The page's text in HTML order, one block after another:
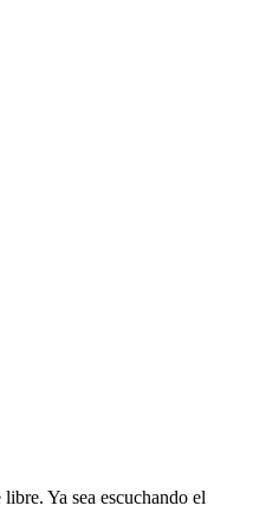
Ya sea escuchando el